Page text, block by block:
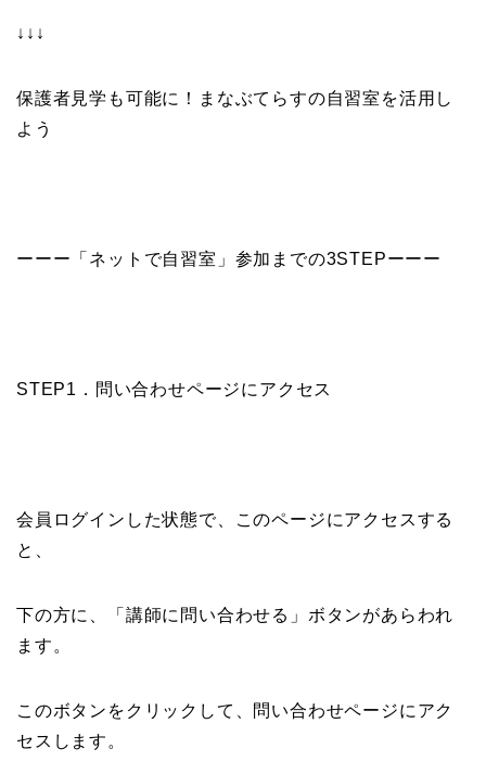
↓↓↓
保護者見学も可能に！まなぶてらすの自習室を活用し
よう
ーーー「ネットで自習室」参加までの3STEPーーー
STEP1． 問い合わせページにアクセス
会員ログインした状態で、このページにアクセスする
と、
下の方に、「講師に問い合わせる」ボタンがあらわれ
ます。
このボタンをクリックして、問い合わせページにアク
セスします。